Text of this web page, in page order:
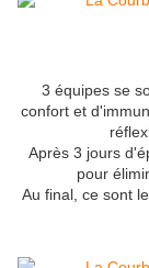
3 équipes se
confort et
Après 3 jours
pour
Au final, ce sont